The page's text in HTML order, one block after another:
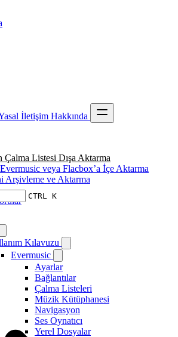
İletişim Hakkında
CTRL K
Kılavuzu
Evermusic
Ayarlar
Bağlantılar
Çalma Listeleri
Müzik Kütüphanesi
Navigasyon
Ses Oynatıcı
Yerel Dosyalar
Çalma Listesi Dışa Aktarma
veya Flacbox’a İçe Aktarma
Arşivleme ve Aktarma